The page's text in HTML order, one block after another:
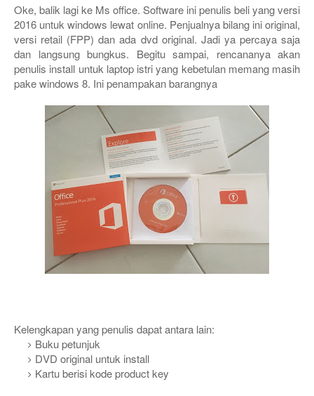
Oke, balik lagi ke Ms office. Software ini penulis beli yang versi
2016 untuk windows lewat online. Penjualnya bilang ini original,
versi retail (FPP) dan ada dvd original. Jadi ya percaya saja
dan langsung bungkus. Begitu sampai, rencananya akan
penulis install untuk laptop istri yang kebetulan memang masih
pake windows 8. Ini penampakan barangnya
Kelengkapan yang penulis dapat antara lain:
Buku petunjuk
DVD original untuk install
Kartu berisi kode product key